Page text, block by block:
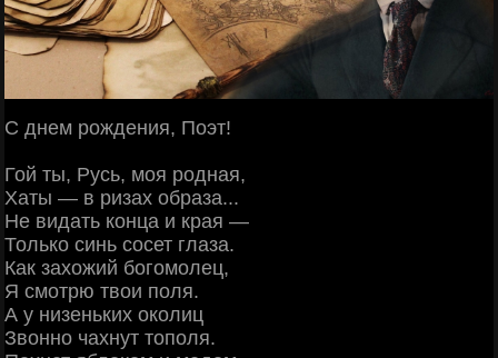
С днем рождения, Поэт!
Гой ты, Русь, моя родная,
Хаты — в ризах образа...
Не видать конца и края —
Только синь сосет глаза.
Как захожий богомолец,
Я смотрю твои поля.
А у низеньких околиц
Звонно чахнут тополя.